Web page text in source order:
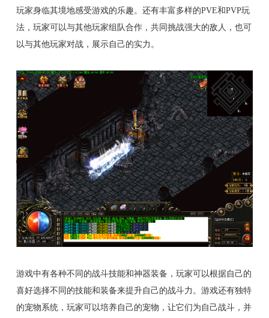
玩家身临其境地感受游戏的乐趣。还有丰富多样的PVE和PVP玩
法，玩家可以与其他玩家组队合作，共同挑战强大的敌人，也可
以与其他玩家对战，展示自己的实力。
游戏中有各种不同的战斗技能和神器装备，玩家可以根据自己的
喜好选择不同的技能和装备来提升自己的战斗力。游戏还有独特
的宠物系统，玩家可以培养自己的宠物，让它们为自己战斗，并